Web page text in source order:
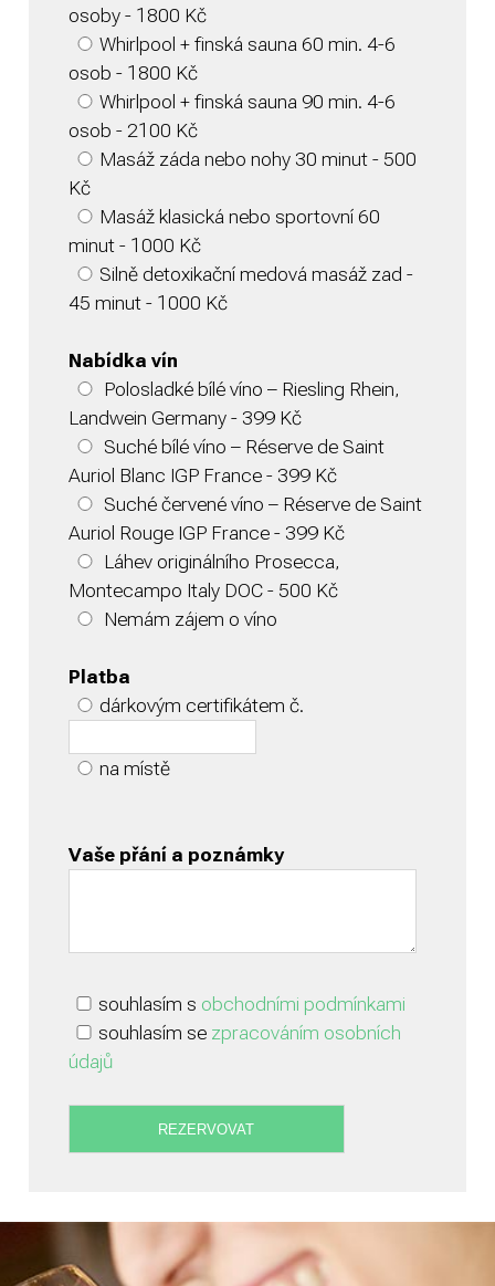
osoby - 1800 Kč
Whirlpool + finská sauna 60 min. 4-6
osob - 1800 Kč
Whirlpool + finská sauna 90 min. 4-6
osob - 2100 Kč
Masáž záda nebo nohy 30 minut - 500
Kč
Masáž klasická nebo sportovní 60
minut - 1000 Kč
Silně detoxikační medová masáž zad -
45 minut - 1000 Kč
Nabídka vín
Polosladké bílé víno – Riesling Rhein,
Landwein Germany - 399 Kč
Suché bílé víno – Réserve de Saint
Auriol Blanc IGP France - 399 Kč
Suché červené víno – Réserve de Saint
Auriol Rouge IGP France - 399 Kč
Láhev originálního Prosecca,
Montecampo Italy DOC - 500 Kč
Nemám zájem o víno
Platba
dárkovým certifikátem č.
na místě
Vaše přání a poznámky
souhlasím s obchodními podmínkami
souhlasím se zpracováním osobních
údajů